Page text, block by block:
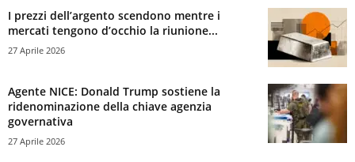
I prezzi dell’argento scendono mentre i
mercati tengono d’occhio la riunione...
27 Aprile 2026
Agente NICE: Donald Trump sostiene la
ridenominazione della chiave agenzia
governativa
27 Aprile 2026